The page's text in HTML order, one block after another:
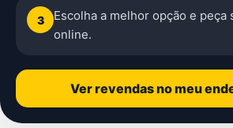
3
Escolha a melhor opção e peça
online.
Ver revendas no meu